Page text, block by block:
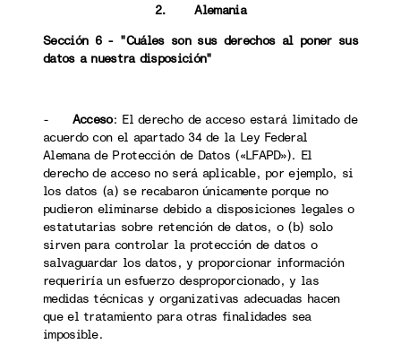
2. Alemania
Sección 6 - "Cuáles son sus derechos al poner sus
datos a nuestra disposición"
- Acceso: El derecho de acceso estará limitado de
acuerdo con el apartado 34 de la Ley Federal
Alemana de Protección de Datos («LFAPD»). El
derecho de acceso no será aplicable, por ejemplo, si
los datos (a) se recabaron únicamente porque no
pudieron eliminarse debido a disposiciones legales o
estatutarias sobre retención de datos, o (b) solo
sirven para controlar la protección de datos o
salvaguardar los datos, y proporcionar información
requeriría un esfuerzo desproporcionado, y las
medidas técnicas y organizativas adecuadas hacen
que el tratamiento para otras finalidades sea
imposible.